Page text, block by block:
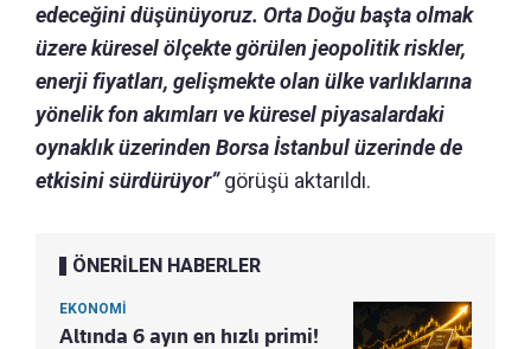
edeceğini düşünüyoruz. Orta Doğu başta olmak
üzere küresel ölçekte görülen jeopolitik riskler,
enerji fiyatları, gelişmekte olan ülke varlıklarına
yönelik fon akımları ve küresel piyasalardaki
oynaklık üzerinden Borsa İstanbul üzerinde de
etkisini sürdürüyor”görüşü aktarıldı.
ÖNERİLEN HABERLER
EKONOMİ
Altında 6 ayın en hızlı primi!